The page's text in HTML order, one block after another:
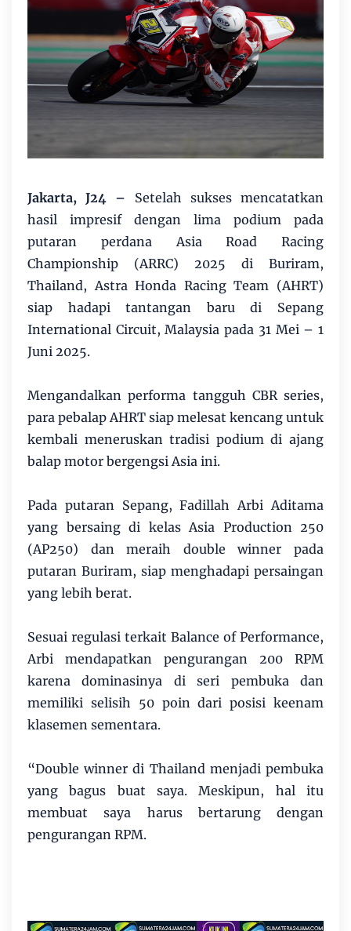
Jakarta, J24 – Setelah sukses mencatatkan
hasil impresif dengan lima podium pada
putaran perdana Asia Road Racing
Championship (ARRC) 2025 di Buriram,
Thailand, Astra Honda Racing Team (AHRT)
siap hadapi tantangan baru di Sepang
International Circuit, Malaysia pada 31 Mei – 1
Juni 2025.
Mengandalkan performa tangguh CBR series,
para pebalap AHRT siap melesat kencang untuk
kembali meneruskan tradisi podium di ajang
balap motor bergengsi Asia ini.
Pada putaran Sepang, Fadillah Arbi Aditama
yang bersaing di kelas Asia Production 250
(AP250) dan meraih double winner pada
putaran Buriram, siap menghadapi persaingan
yang lebih berat.
Sesuai regulasi terkait Balance of Performance,
Arbi mendapatkan pengurangan 200 RPM
karena dominasinya di seri pembuka dan
memiliki selisih 50 poin dari posisi keenam
klasemen sementara.
“Double winner di Thailand menjadi pembuka
yang bagus buat saya. Meskipun, hal itu
membuat saya harus bertarung dengan
pengurangan RPM.